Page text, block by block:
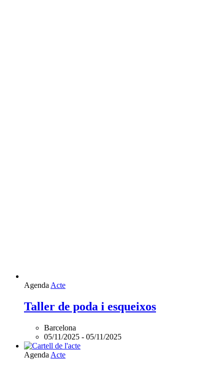
Agenda Acte
Taller de poda i esqueixos
Barcelona
05/11/2025 - 05/11/2025
Agenda Acte